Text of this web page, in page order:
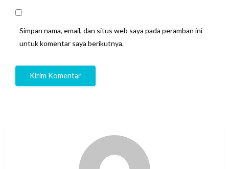
Simpan nama, email, dan situs web saya pada peramban ini
untuk komentar saya berikutnya.